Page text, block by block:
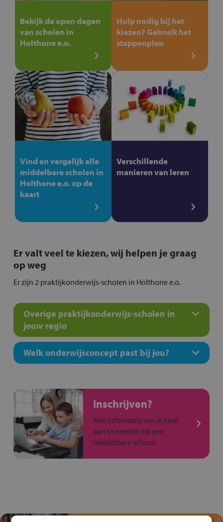
Bekijk de open dagen
van scholen in
Holthone e.o.
Hulp nodig bij het
kiezen? Gebruik het
stappenplan
Vind en vergelijk alle
middelbare scholen in
Holthone e.o. op de
kaart
Verschillende
manieren van leren
Er valt veel te kiezen, wij helpen je graag
op weg
Er zijn 2 praktijkonderwijs-scholen in Holthone e.o.
Overige praktijkonderwijs-scholen in
jouw regio
Welk onderwijsconcept past bij jou?
Inschrijven?
Alle informatie om je kind
aan te melden bij een
middelbare school.